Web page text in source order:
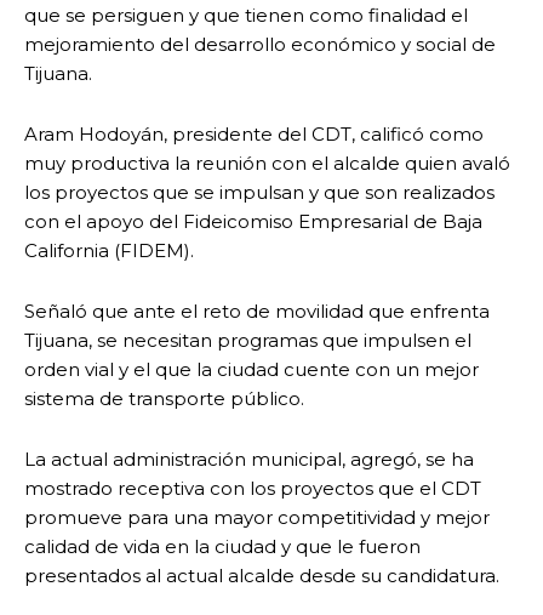
que se persiguen y que tienen como finalidad el
mejoramiento del desarrollo económico y social de
Tijuana.
Aram Hodoyán, presidente del CDT, calificó como
muy productiva la reunión con el alcalde quien avaló
los proyectos que se impulsan y que son realizados
con el apoyo del Fideicomiso Empresarial de Baja
California (FIDEM).
Señaló que ante el reto de movilidad que enfrenta
Tijuana, se necesitan programas que impulsen el
orden vial y el que la ciudad cuente con un mejor
sistema de transporte público.
La actual administración municipal, agregó, se ha
mostrado receptiva con los proyectos que el CDT
promueve para una mayor competitividad y mejor
calidad de vida en la ciudad y que le fueron
presentados al actual alcalde desde su candidatura.